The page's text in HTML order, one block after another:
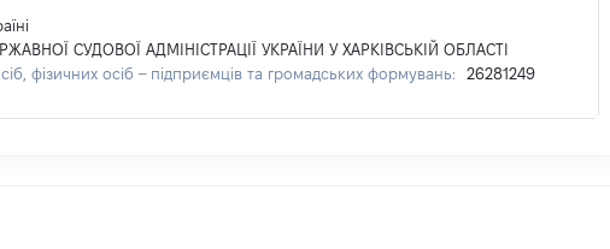
СУДОВОЇ АДМІНІСТРАЦІЇ УКРАЇНИ У ХАРКІВСЬКІЙ ОБЛАСТІ
фізичних осіб – підприємців та громадських формувань:
26281249